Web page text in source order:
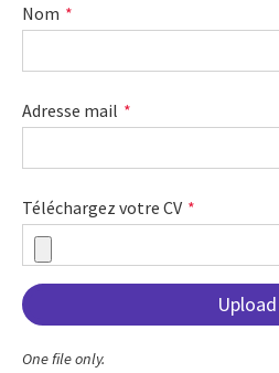
Nom
Adresse mail
Téléchargez votre CV
One file only.